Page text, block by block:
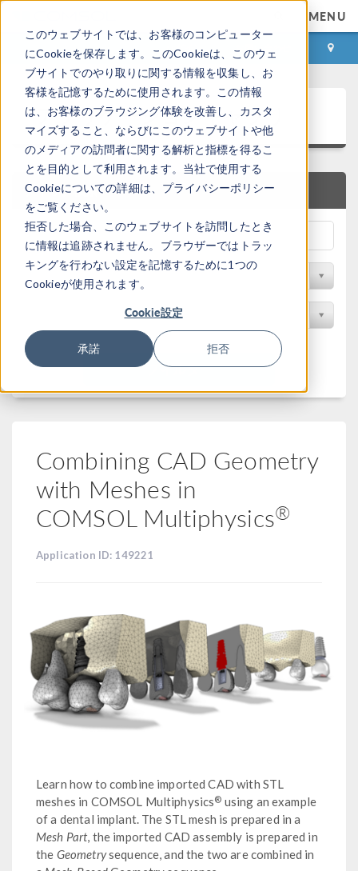
このウェブサイトでは、お客様のコンピューター
にCookieを保存します。このCookieは、このウェ
ブサイトでのやり取りに関する情報を収集し、お
客様を記憶するために使用されます。この情報
は、お客様のブラウジング体験を改善し、カスタ
マイズすること、ならびにこのウェブサイトや他
のメディアの訪問者に関する解析と指標を得るこ
とを目的として利用されます。当社で使用する
Cookieについての詳細は、プライバシーポリシー
をご覧ください。
拒否した場合、このウェブサイトを訪問したとき
に情報は追跡されません。ブラウザーではトラッ
キングを行わない設定を記憶するために1つの
Cookieが使用されます。
Cookie設定
承諾 拒否
MENU
ログイン お問い合わせ
アプリケーションギャラリ
クイック検索
分野でフィルター
フィルター
Combining CAD Geometry
with Meshes in
COMSOL Multiphysics®
Application ID: 149221
Learn how to combine imported CAD with STL
meshes in COMSOL Multiphysics® using an example
of a dental implant. The STL mesh is prepared in a
Mesh Part, the imported CAD assembly is prepared in
the Geometrysequence, and the two are combined in